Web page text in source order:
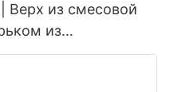
Верх из смесовой
из
нанесение